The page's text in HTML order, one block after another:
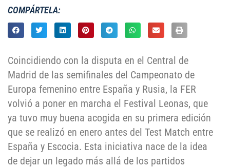
COMPÁRTELA:
Coincidiendo con la disputa en el Central de
Madrid de las semifinales del Campeonato de
Europa femenino entre España y Rusia, la FER
volvió a poner en marcha el Festival Leonas, que
ya tuvo muy buena acogida en su primera edición
que se realizó en enero antes del Test Match entre
España y Escocia. Esta iniciativa nace de la idea
de dejar un legado más allá de los partidos